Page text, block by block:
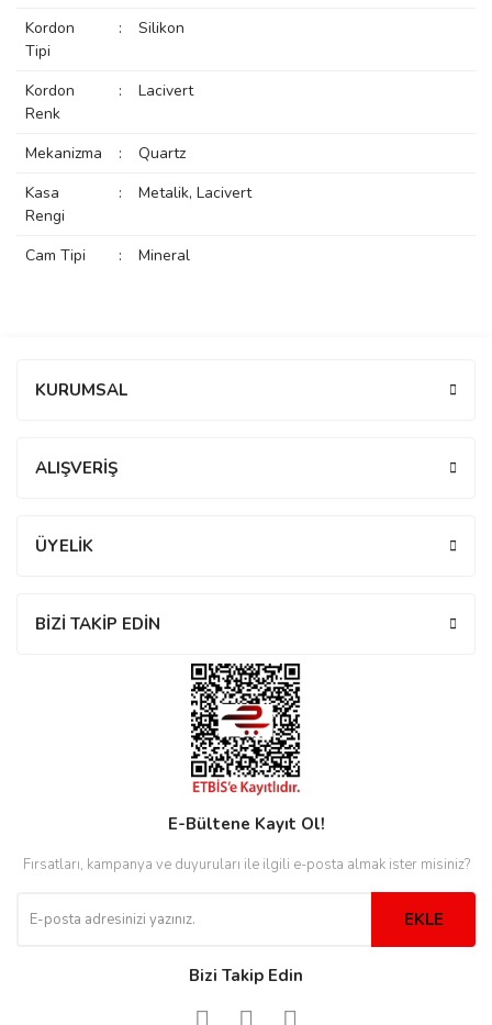
Kordon
Tipi
: Silikon
Kordon
Renk
: Lacivert
Mekanizma :
Quartz
Kasa
Rengi
: Metalik, Lacivert
Cam Tipi : Mineral
KURUMSAL
ALIŞVERİŞ
ÜYELİK
BİZİ TAKİP EDİN
E-Bültene Kayıt Ol!
Fırsatları, kampanya ve duyuruları ile ilgili e-posta almak ister misiniz?
EKLE
Bizi Takip Edin